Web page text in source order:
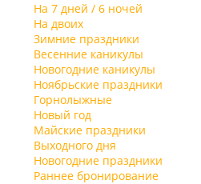
На 7 дней / 6 ночей
На двоих
Зимние праздники
Весенние каникулы
Новогодние каникулы
Ноябрьские праздники
Горнолыжные
Новый год
Майские праздники
Выходного дня
Новогодние праздники
Раннее бронирование